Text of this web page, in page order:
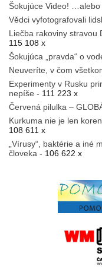
Šokujúce Video!
Vědci vyfotografovali
Liečba rakoviny stravou
115 108 x
Šokujúca „pravda“ o
Neuveríte, v čom
Experimenty v Rusku
nepíše - 111 223 x
Červená pilulka –
Kurkuma nie je len
108 611 x
„Vírusy“, baktérie a iné
človeka - 106 622 x